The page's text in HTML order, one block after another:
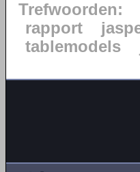
Trefwoorden:
rapport
tablemodels